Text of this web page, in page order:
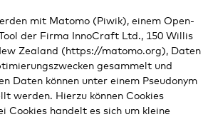
mit Matomo (Piwik), einem Open-
der Firma InnoCraft Ltd., 150 Willis
Zealand (https://matomo.org), Daten
gesammelt und
Daten können unter einem Pseudonym
werden. Hierzu können Cookies
Cookies handelt es sich um kleine